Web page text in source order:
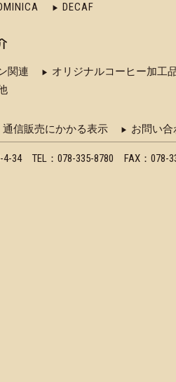
DECAF
関連
オリジナルコーヒー加工
通信販売にかかる表示 お問い合
34 TEL：078-335-8780 FAX：078-